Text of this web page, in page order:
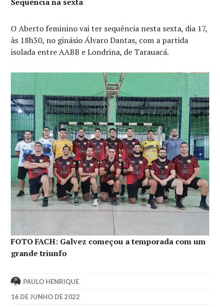
O Aberto feminino vai ter sequência nesta sexta, dia 17,
às 18h30, no ginásio Álvaro Dantas, com a partida
isolada entre AABB e Londrina, de Tarauacá.
FOTO FACH: Galvez começou a temporada com um
grande triunfo
PAULO HENRIQUE
16 DE JUNHO DE 2022